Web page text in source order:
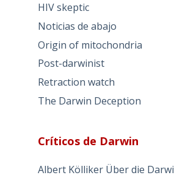
HIV skeptic
Noticias de abajo
Origin of mitochondria
Post-darwinist
Retraction watch
The Darwin Deception
Críticos de Darwin
Albert Kölliker Über die